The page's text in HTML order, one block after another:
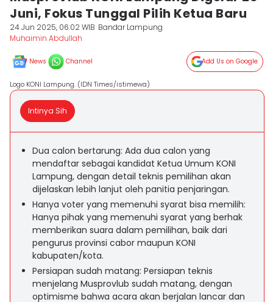
Juni, Fokus Tunggal Pilih Ketua Baru
24 Jun 2025, 06:02 WIB Bandar Lampung
Muhaimin Abdullah
News Channel Add Us on Google
Logo KONI Lampung. (IDN Times/istimewa)
Intinya Sih
Dua calon bertarung: Ada dua calon yang
mendaftar sebagai kandidat Ketua Umum KONI
Lampung, dengan detail teknis pemilihan akan
dijelaskan lebih lanjut oleh panitia penjaringan.
Hanya voter yang memenuhi syarat bisa memilih:
Hanya pihak yang memenuhi syarat yang berhak
memberikan suara dalam pemilihan, baik dari
pengurus provinsi cabor maupun KONI
kabupaten/kota.
Persiapan sudah matang: Persiapan teknis
menjelang Musprovlub sudah matang, dengan
optimisme bahwa acara akan berjalan lancar dan